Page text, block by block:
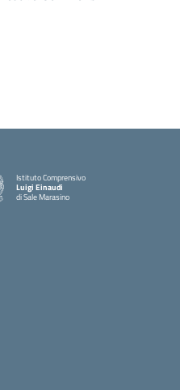
Istituto Comprensivo
Luigi Einaudi
di Sale Marasino